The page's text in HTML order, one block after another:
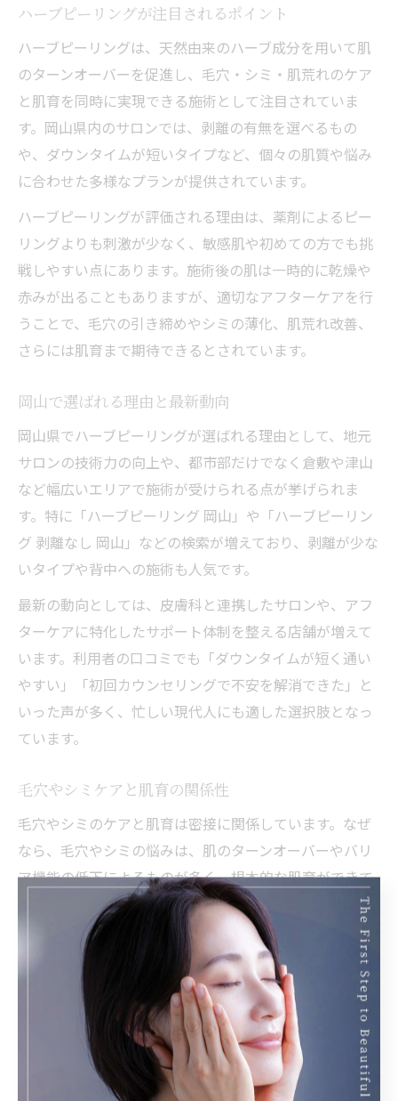
ハーブピーリングが注目されるポイント
ハーブピーリングは、天然由来のハーブ成分を用いて肌
のターンオーバーを促進し、毛穴・シミ・肌荒れのケア
と肌育を同時に実現できる施術として注目されていま
す。岡山県内のサロンでは、剥離の有無を選べるもの
や、ダウンタイムが短いタイプなど、個々の肌質や悩み
に合わせた多様なプランが提供されています。
ハーブピーリングが評価される理由は、薬剤によるピー
リングよりも刺激が少なく、敏感肌や初めての方でも挑
戦しやすい点にあります。施術後の肌は一時的に乾燥や
赤みが出ることもありますが、適切なアフターケアを行
うことで、毛穴の引き締めやシミの薄化、肌荒れ改善、
さらには肌育まで期待できるとされています。
岡山で選ばれる理由と最新動向
岡山県でハーブピーリングが選ばれる理由として、地元
サロンの技術力の向上や、都市部だけでなく倉敷や津山
など幅広いエリアで施術が受けられる点が挙げられま
す。特に「ハーブピーリング 岡山」や「ハーブピーリン
グ 剥離なし 岡山」などの検索が増えており、剥離が少な
いタイプや背中への施術も人気です。
最新の動向としては、皮膚科と連携したサロンや、アフ
ターケアに特化したサポート体制を整える店舗が増えて
います。利用者の口コミでも「ダウンタイムが短く通い
やすい」「初回カウンセリングで不安を解消できた」と
いった声が多く、忙しい現代人にも適した選択肢となっ
ています。
毛穴やシミケアと肌育の関係性
毛穴やシミのケアと肌育は密接に関係しています。なぜ
なら、毛穴やシミの悩みは、肌のターンオーバーやバリ
ア機能の低下によるものが多く、根本的な肌育ができて
いないと繰り返しやすいからです。ハーブピーリングの
ような施術は、これらの悩みにアプローチしつつ、肌本
来の力を育てることができます。
具体的には、ハーブ成分が肌表面の古い角質をやさしく
除去し、ターンオーバーを整えることで、毛穴の詰まり
やシミの沈着を防ぎます。また、施術後の適切な保湿や
紫外線対策を徹底することで、肌育の効果がさらに高ま